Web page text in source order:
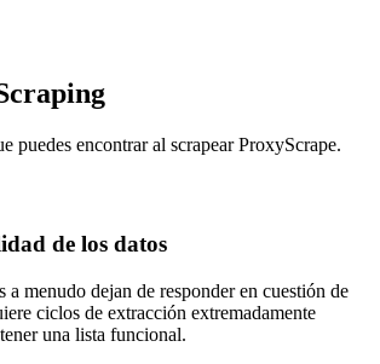
puedes encontrar al scrapear ProxyScrape.
de los datos
menudo dejan de responder en cuestión de
ciclos de extracción extremadamente
una lista funcional.